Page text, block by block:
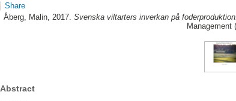
Share
Åberg, Malin, 2017. Svenska viltarters inverkan på foderproduktion.
Management
Abstract